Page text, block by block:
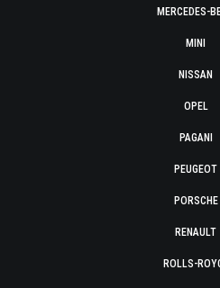
MERCEDES-
MINI
NISSAN
OPEL
PAGANI
PEUGEOT
PORSCHE
RENAULT
ROLLS-